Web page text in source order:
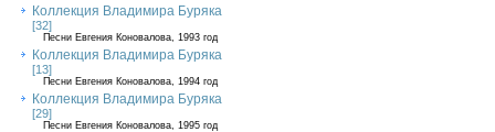
Коллекция Владимира Буряка
[32]
Песни Евгения Коновалова, 1993 год
Коллекция Владимира Буряка
[13]
Песни Евгения Коновалова, 1994 год
Коллекция Владимира Буряка
[29]
Песни Евгения Коновалова, 1995 год